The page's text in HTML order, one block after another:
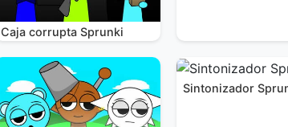
Caja corrupta Sprunki
Sintonizador